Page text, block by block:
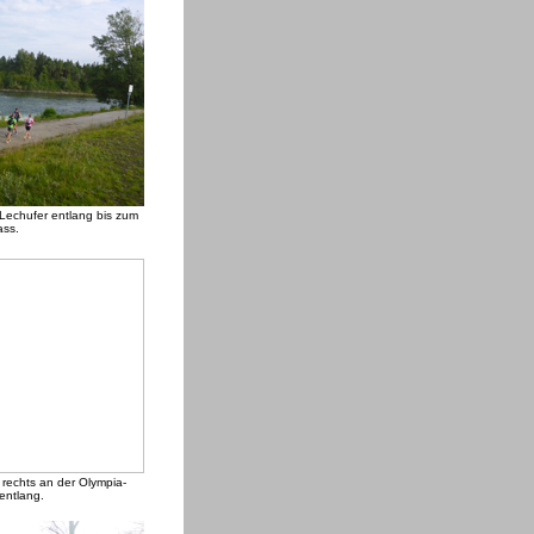
entlang bis zum
an der Olympia-